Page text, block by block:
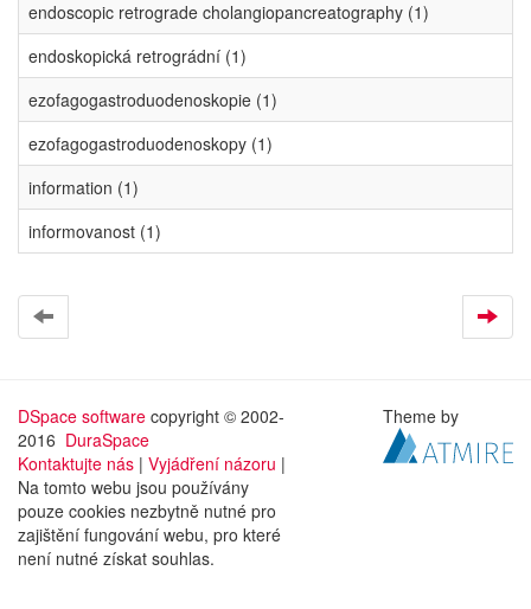
endoscopic retrograde cholangiopancreatography (1)
endoskopická retrográdní (1)
ezofagogastroduodenoskopie (1)
ezofagogastroduodenoskopy (1)
information (1)
informovanost (1)
DSpace software copyright © 2002-
2016 DuraSpace
Kontaktujte nás | Vyjádření názoru |
Na tomto webu jsou používány
pouze cookies nezbytně nutné pro
zajištění fungování webu, pro které
není nutné získat souhlas.
Theme by